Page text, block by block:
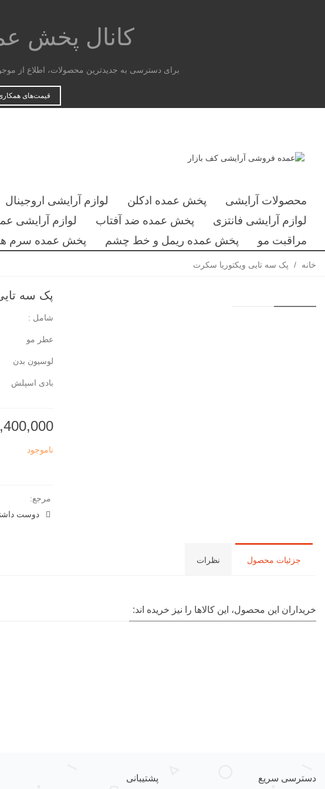
کانال پخش
برای دسترسی به جدیدترین محصولات، اطلاع از
قیمت‌های
محصولات آرایشی پخش عمده ادکلن لوازم آرایشی اروجینال
لوازم آرایشی فانتزی
پخش عمده ضد آفتاب لوازم آرایشی
مراقبت مو
پخش عمده ریمل و خط چشم پخش عمده سرم
خانه / پک سه تایی ویکتوریا سکرت
پک سه
شامل :
عطر مو
لوسیون بدن
بادی اسپلش
1,400,000
ناموجود
مرجع:
دوست
جزئیات محصول نظرات
خریداران این محصول، این کالاها را نیز خریده اند:
دسترسی سریع پشتیبانی